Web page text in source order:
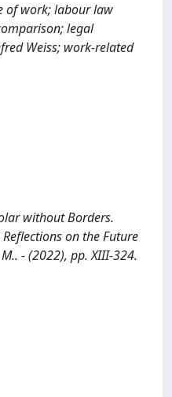
of work; labour law
legal
Weiss; work-related
without Borders.
on the Future
- (2022), pp. XIII-324.